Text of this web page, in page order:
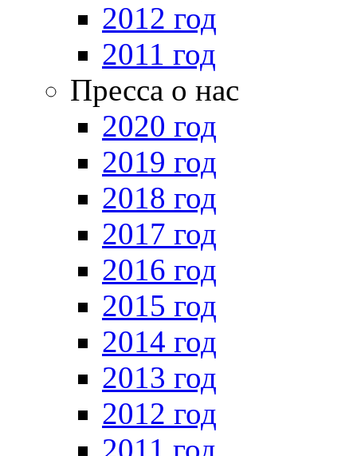
2012 год
2011 год
Пресса о нас
2020 год
2019 год
2018 год
2017 год
2016 год
2015 год
2014 год
2013 год
2012 год